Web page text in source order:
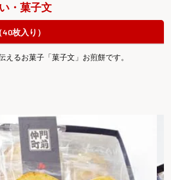
・菓子文
枚入り）
えるお菓子「菓子文」お煎餅です。